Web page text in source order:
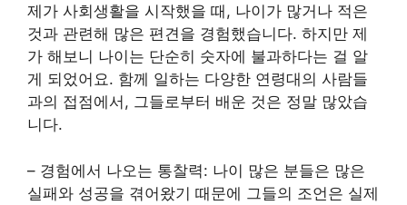
제가 사회생활을 시작했을 때, 나이가 많거나 적은
것과 관련해 많은 편견을 경험했습니다. 하지만 제
가 해보니 나이는 단순히 숫자에 불과하다는 걸 알
게 되었어요. 함께 일하는 다양한 연령대의 사람들
과의 접점에서, 그들로부터 배운 것은 정말 많았습
니다.
– 경험에서 나오는 통찰력: 나이 많은 분들은 많은
실패와 성공을 겪어왔기 때문에 그들의 조언은 실제